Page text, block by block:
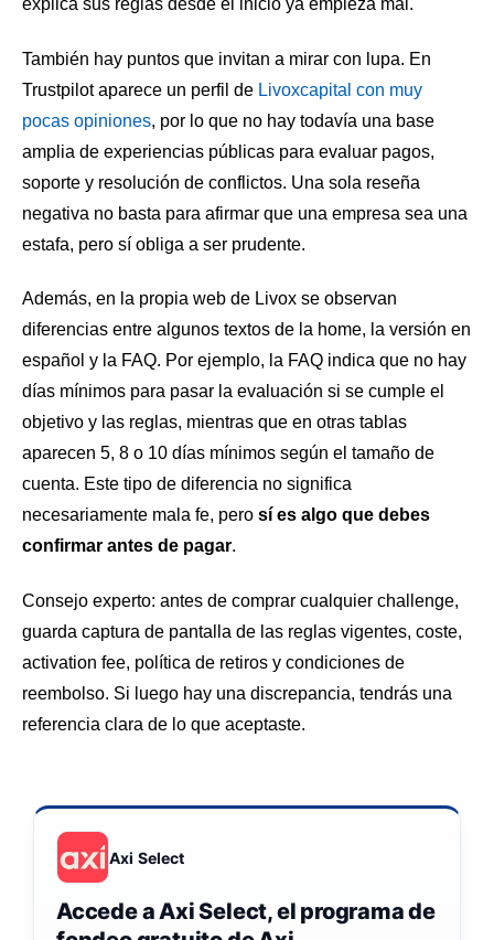
explica sus reglas desde el inicio ya empieza mal.
También hay puntos que invitan a mirar con lupa. En
Trustpilot aparece un perfil de Livoxcapital con muy
pocas opiniones, por lo que no hay todavía una base
amplia de experiencias públicas para evaluar pagos,
soporte y resolución de conflictos. Una sola reseña
negativa no basta para afirmar que una empresa sea una
estafa, pero sí obliga a ser prudente.
Además, en la propia web de Livox se observan
diferencias entre algunos textos de la home, la versión en
español y la FAQ. Por ejemplo, la FAQ indica que no hay
días mínimos para pasar la evaluación si se cumple el
objetivo y las reglas, mientras que en otras tablas
aparecen 5, 8 o 10 días mínimos según el tamaño de
cuenta. Este tipo de diferencia no significa
necesariamente mala fe, pero sí es algo que debes
confirmar antes de pagar.
Consejo experto: antes de comprar cualquier challenge,
guarda captura de pantalla de las reglas vigentes, coste,
activation fee, política de retiros y condiciones de
reembolso. Si luego hay una discrepancia, tendrás una
referencia clara de lo que aceptaste.
Axi Select
Accede a Axi Select, el programa de